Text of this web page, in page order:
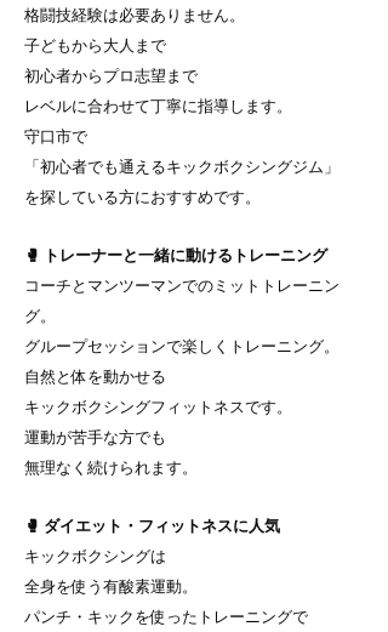
格闘技経験は必要ありません。
子どもから大人まで
初心者からプロ志望まで
レベルに合わせて丁寧に指導します。
守口市で
「初心者でも通えるキックボクシングジム」
を探している方におすすめです。
🥊 トレーナーと一緒に動けるトレーニング
コーチとマンツーマンでのミットトレーニン
グ。
グループセッションで楽しくトレーニング。
自然と体を動かせる
キックボクシングフィットネスです。
運動が苦手な方でも
無理なく続けられます。
🥊 ダイエット・フィットネスに人気
キックボクシングは
全身を使う有酸素運動。
パンチ・キックを使ったトレーニングで